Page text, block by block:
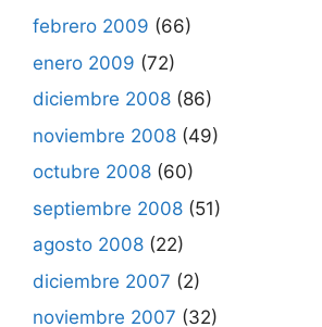
febrero 2009 (66)
enero 2009 (72)
diciembre 2008 (86)
noviembre 2008 (49)
octubre 2008 (60)
septiembre 2008 (51)
agosto 2008 (22)
diciembre 2007 (2)
noviembre 2007 (32)